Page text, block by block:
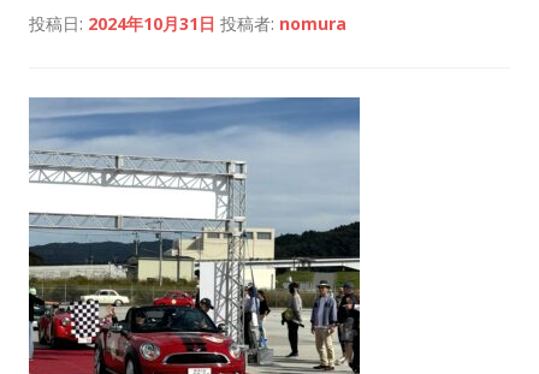
投稿日: 2024年10月31日 投稿者: nomura